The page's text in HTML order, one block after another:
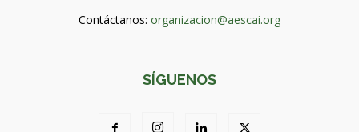
Contáctanos: organizacion@aescai.org
SÍGUENOS